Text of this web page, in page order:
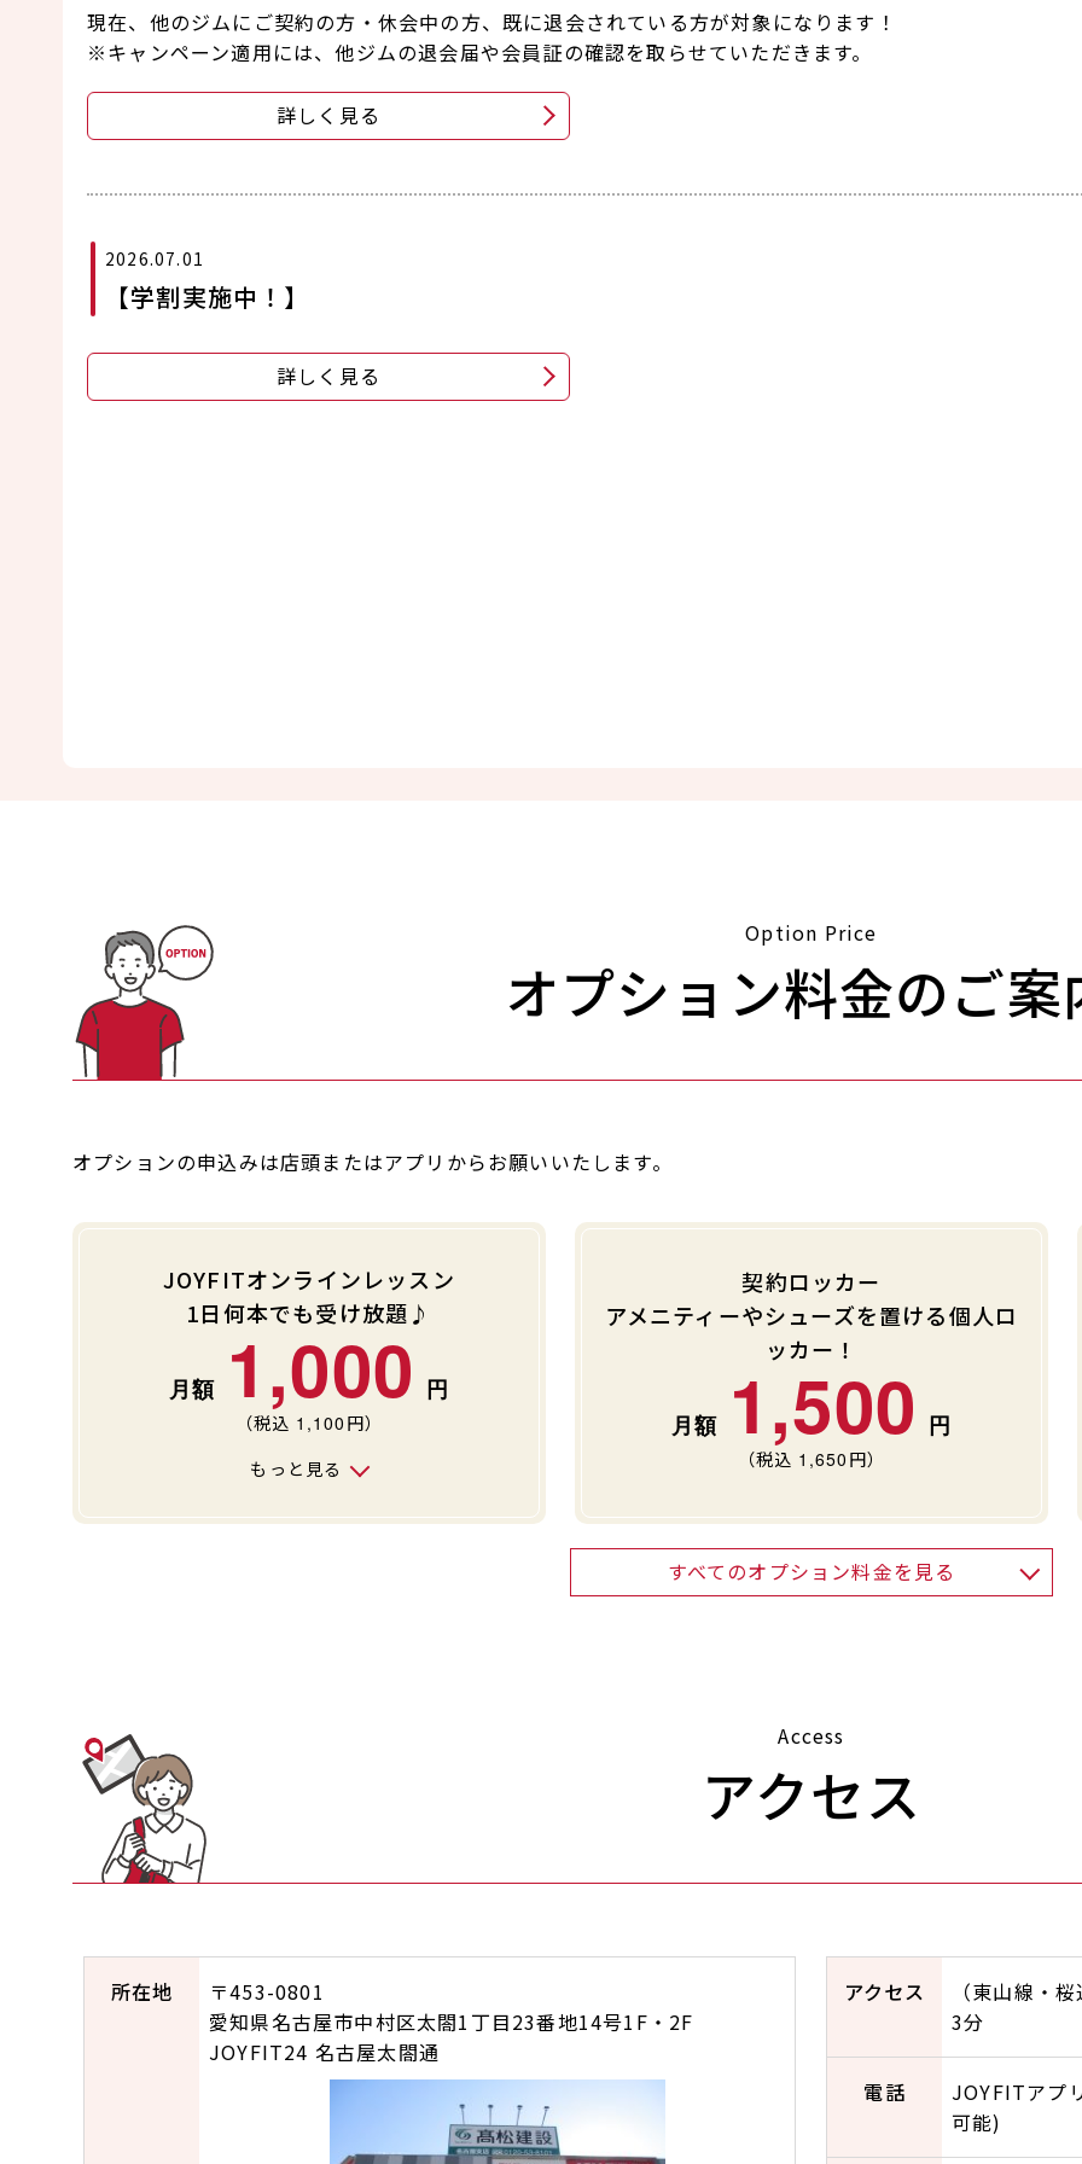
現在、他のジムにご契約の方・休会中の方、既に退会されている方が対象になります！
※キャンペーン適用には、他ジムの退会届や会員証の確認を取らせていただきます。
詳しく見る
2026.07.01
【学割実施中！】
詳しく見る
Option Price
オプション料金のご案
オプションの申込みは店頭またはアプリからお願いいたします。
JOYFITオンラインレッスン
1日何本でも受け放題♪
1,000
（税込 1,100 円）
もっと見る
契約ロッカー
アメニティーやシューズを置ける個人ロ
ッカー！
1,500
（税込 1,650 円）
すべてのオプション料金を見る
Access
アクセス
所在地
〒453-0801
愛知県名古屋市中村区太閤1丁目23番地14号1F・2F
JOYFIT24 名古屋太閤通
アクセス
（東山線・
3分
電話
JOYFITアプ
可能)